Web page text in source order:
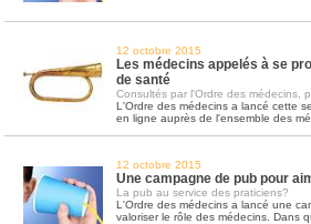
12 octobre 2015
Les médecins appelés à se
de santé
Consultés par l'Ordre des médecins,
L'Ordre des médecins a lancé cette
en ligne auprès de l'ensemble des
12 octobre 2015
Une campagne de pub pour
La pub au service des praticiens?
L'Ordre des médecins a lancé une
valoriser le rôle des médecins. Dans